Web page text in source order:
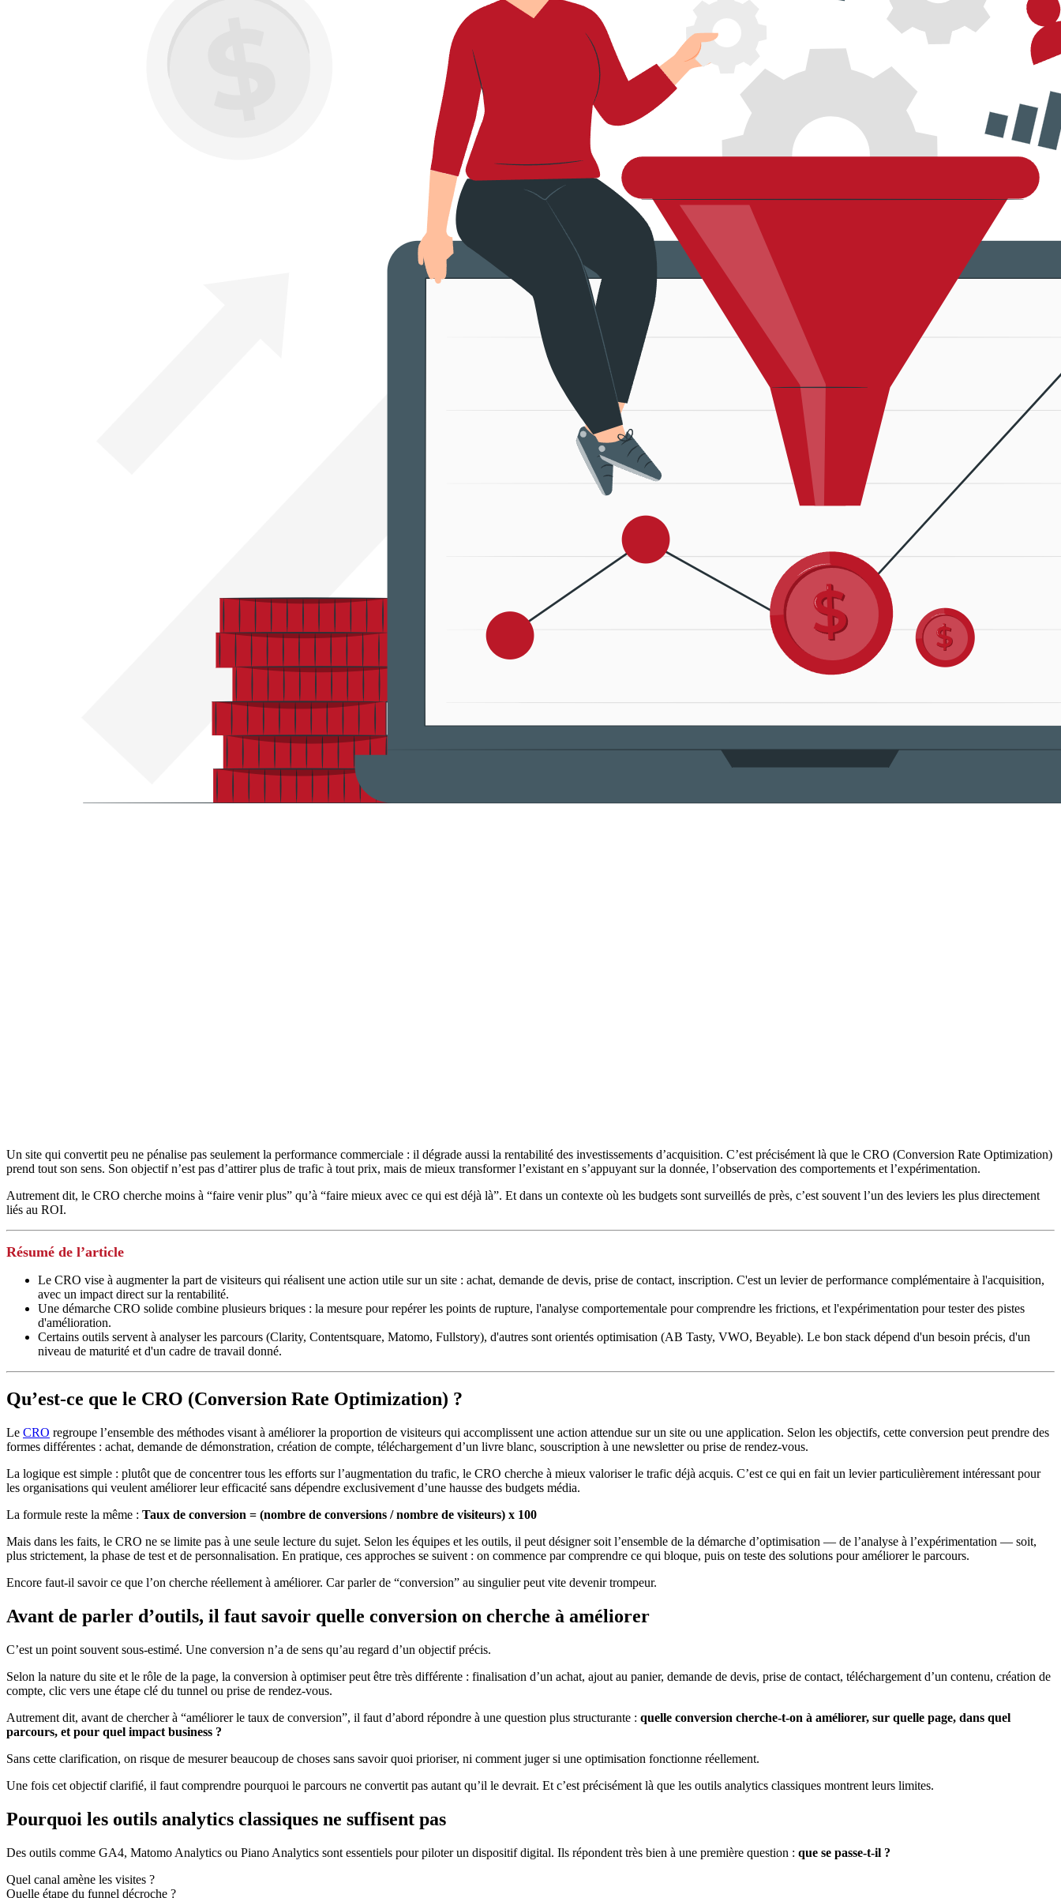
Un site qui convertit peu ne pénalise pas seulement la performance commerciale : il dégrade aussi la rentabilité des investissements d’acquisition. C’est précisément là que le CRO (Conversion Rate Optimization)
prend tout son sens. Son objectif n’est pas d’attirer plus de trafic à tout prix, mais de mieux transformer l’existant en s’appuyant sur la donnée, l’observation des comportements et l’expérimentation.
Autrement dit, le CRO cherche moins à “faire venir plus” qu’à “faire mieux avec ce qui est déjà là”. Et dans un contexte où les budgets sont surveillés de près, c’est souvent l’un des leviers les plus directement
liés au ROI.
Résumé de l’article
Le CRO vise à augmenter la part de visiteurs qui réalisent une action utile sur un site : achat, demande de devis, prise de contact, inscription. C'est un levier de performance complémentaire à l'acquisition,
avec un impact direct sur la rentabilité.
Une démarche CRO solide combine plusieurs briques : la mesure pour repérer les points de rupture, l'analyse comportementale pour comprendre les frictions, et l'expérimentation pour tester des pistes
d'amélioration.
Certains outils servent à analyser les parcours (Clarity, Contentsquare, Matomo, Fullstory), d'autres sont orientés optimisation (AB Tasty, VWO, Beyable). Le bon stack dépend d'un besoin précis, d'un
niveau de maturité et d'un cadre de travail donné.
Qu’est-ce que le CRO (Conversion Rate Optimization) ?
Le CRO regroupe l’ensemble des méthodes visant à améliorer la proportion de visiteurs qui accomplissent une action attendue sur un site ou une application. Selon les objectifs, cette conversion peut prendre des
formes différentes : achat, demande de démonstration, création de compte, téléchargement d’un livre blanc, souscription à une newsletter ou prise de rendez-vous.
La logique est simple : plutôt que de concentrer tous les efforts sur l’augmentation du trafic, le CRO cherche à mieux valoriser le trafic déjà acquis. C’est ce qui en fait un levier particulièrement intéressant pour
les organisations qui veulent améliorer leur efficacité sans dépendre exclusivement d’une hausse des budgets média.
La formule reste la même : Taux de conversion = (nombre de conversions / nombre de visiteurs) x 100
Mais dans les faits, le CRO ne se limite pas à une seule lecture du sujet. Selon les équipes et les outils, il peut désigner soit l’ensemble de la démarche d’optimisation — de l’analyse à l’expérimentation — soit,
plus strictement, la phase de test et de personnalisation. En pratique, ces approches se suivent : on commence par comprendre ce qui bloque, puis on teste des solutions pour améliorer le parcours.
Encore faut-il savoir ce que l’on cherche réellement à améliorer. Car parler de “conversion” au singulier peut vite devenir trompeur.
Avant de parler d’outils, il faut savoir quelle conversion on cherche à améliorer
C’est un point souvent sous-estimé. Une conversion n’a de sens qu’au regard d’un objectif précis.
Selon la nature du site et le rôle de la page, la conversion à optimiser peut être très différente : finalisation d’un achat, ajout au panier, demande de devis, prise de contact, téléchargement d’un contenu, création de
compte, clic vers une étape clé du tunnel ou prise de rendez-vous.
Autrement dit, avant de chercher à “améliorer le taux de conversion”, il faut d’abord répondre à une question plus structurante : quelle conversion cherche-t-on à améliorer, sur quelle page, dans quel
parcours, et pour quel impact business ?
Sans cette clarification, on risque de mesurer beaucoup de choses sans savoir quoi prioriser, ni comment juger si une optimisation fonctionne réellement.
Une fois cet objectif clarifié, il faut comprendre pourquoi le parcours ne convertit pas autant qu’il le devrait. Et c’est précisément là que les outils analytics classiques montrent leurs limites.
Pourquoi les outils analytics classiques ne suffisent pas
Des outils comme GA4, Matomo Analytics ou Piano Analytics sont essentiels pour piloter un dispositif digital. Ils répondent très bien à une première question : que se passe-t-il ?
Quel canal amène les visites ?
Quelle étape du funnel décroche ?